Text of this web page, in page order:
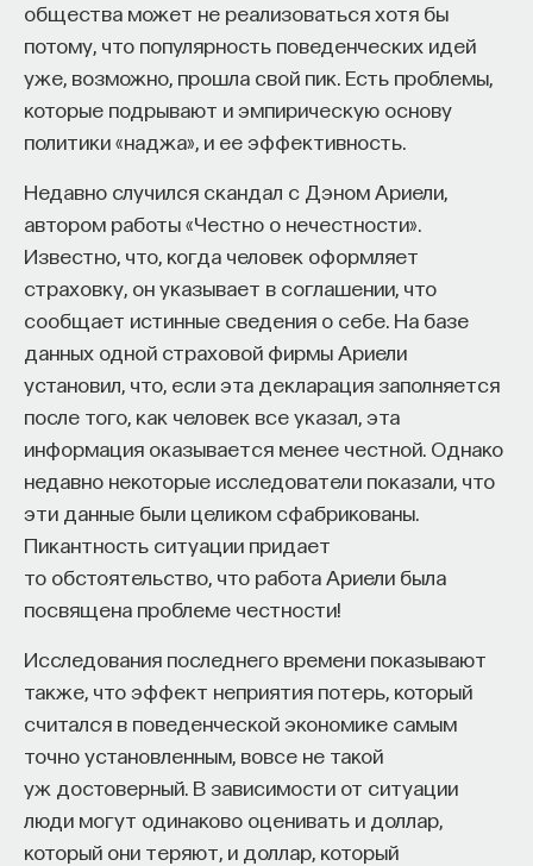
общества может не реализоваться хотя бы
потому, что популярность поведенческих идей
уже, возможно, прошла свой пик. Есть проблемы,
которые подрывают и эмпирическую основу
политики «наджа», и ее эффективность.
Недавно случился скандал с Дэном Ариели,
автором работы «Честно о нечестности».
Известно, что, когда человек оформляет
страховку, он указывает в соглашении, что
сообщает истинные сведения о себе. На базе
данных одной страховой фирмы Ариели
установил, что, если эта декларация заполняется
после того, как человек все указал, эта
информация оказывается менее честной. Однако
недавно некоторые исследователи показали, что
эти данные были целиком сфабрикованы.
Пикантность ситуации придает
то обстоятельство, что работа Ариели была
посвящена проблеме честности!
Исследования последнего времени показывают
также, что эффект неприятия потерь, который
считался в поведенческой экономике самым
точно установленным, вовсе не такой
уж достоверный. В зависимости от ситуации
люди могут одинаково оценивать и доллар,
который они теряют, и доллар, который